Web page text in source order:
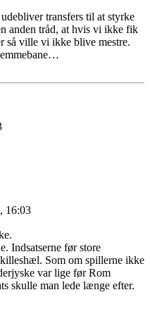
transfers til at styrke
anden tråd, at hvis vi ikke fik
så ville vi ikke blive mestre.
16:03
Indsatserne før store
Som om spillerne ikke
var lige før Rom
skulle man lede længe efter.